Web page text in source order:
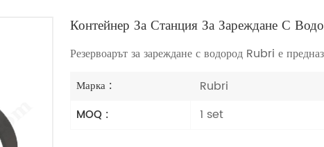
Контейнер За Станция За Зареждане С
Резервоарът за зареждане с водород Rubri е
Марка : Rubri
MOQ : 1 set